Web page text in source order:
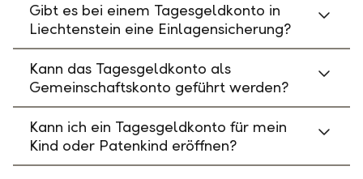
Gibt es bei einem Tagesgeldkonto in
Liechtenstein eine Einlagensicherung?
Kann das Tagesgeldkonto als
Gemeinschaftskonto geführt werden?
Kann ich ein Tagesgeldkonto für mein
Kind oder Patenkind eröffnen?